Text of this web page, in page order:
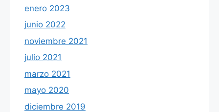
enero 2023
junio 2022
noviembre 2021
julio 2021
marzo 2021
mayo 2020
diciembre 2019